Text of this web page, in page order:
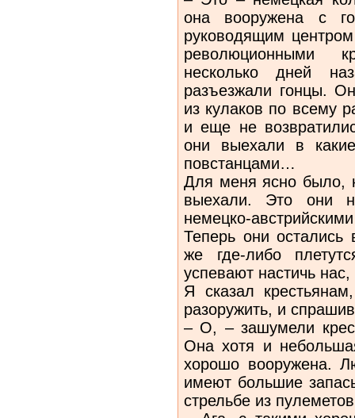
она вооружена с
руководящим
революционными
несколько дней
разъезжали гонцы.
из кулаков по всему
и еще не
они выехали в
повстанцами…
Для меня ясно было,
выехали. Это они
немецко-
Теперь они остались
же где-либо
успевают настичь нас,
Я сказал
разоружить, и
– О, – зашумели
Она хотя и
хорошо вооружена.
имеют большие
стрельбе из